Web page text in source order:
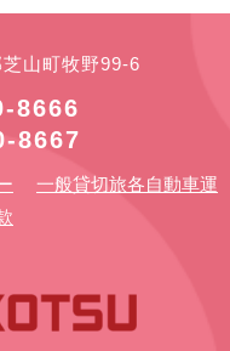
山町牧野99-6
8666
8667
一般貸切旅各自動車運